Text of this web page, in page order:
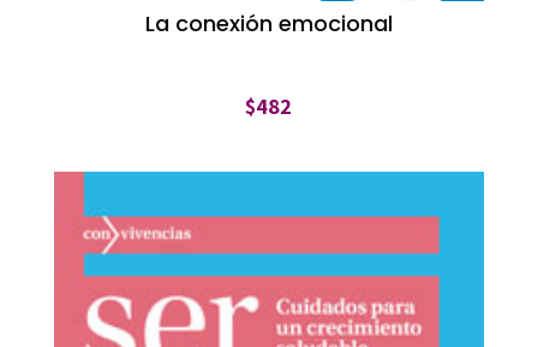
La conexión emocional
$482